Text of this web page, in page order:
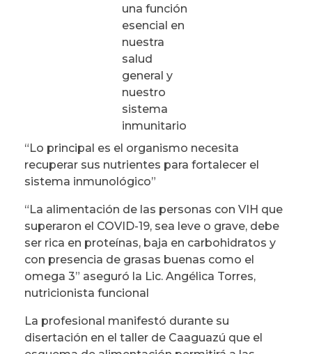
una función
esencial en
nuestra
salud
general y
nuestro
sistema
inmunitario
“Lo principal es el organismo necesita
recuperar sus nutrientes para fortalecer el
sistema inmunológico”
“La alimentación de las personas con VIH que
superaron el COVID-19, sea leve o grave, debe
ser rica en proteínas, baja en carbohidratos y
con presencia de grasas buenas como el
omega 3” aseguró la Lic. Angélica Torres,
nutricionista funcional
La profesional manifestó durante su
disertación en el taller de Caaguazú que el